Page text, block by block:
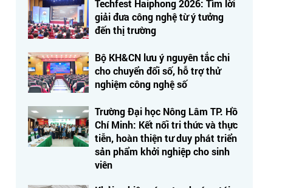
Techfest Haiphong 2026: Tìm lời
giải đưa công nghệ từ ý tưởng
đến thị trường
Bộ KH&CN lưu ý nguyên tắc chi
cho chuyển đổi số, hỗ trợ thử
nghiệm công nghệ số
Trường Đại học Nông Lâm TP. Hồ
Chí Minh: Kết nối tri thức và thực
tiễn, hoàn thiện tư duy phát triển
sản phẩm khởi nghiệp cho sinh
viên